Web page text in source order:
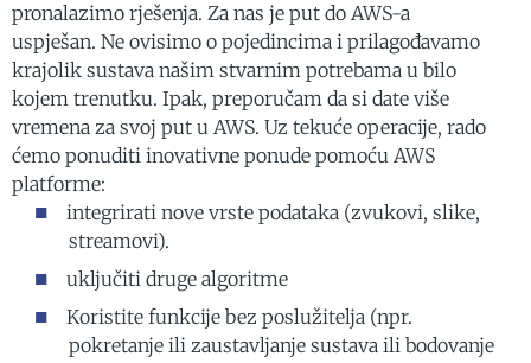
pronalazimo rješenja. Za nas je put do AWS-a
uspješan. Ne ovisimo o pojedincima i prilagođavamo
krajolik sustava našim stvarnim potrebama u bilo
kojem trenutku. Ipak, preporučam da si date više
vremena za svoj put u AWS. Uz tekuće operacije, rado
ćemo ponuditi inovativne ponude pomoću AWS
platforme:
integrirati nove vrste podataka (zvukovi, slike,
streamovi).
uključiti druge algoritme
Koristite funkcije bez poslužitelja (npr.
pokretanje ili zaustavljanje sustava ili bodovanje